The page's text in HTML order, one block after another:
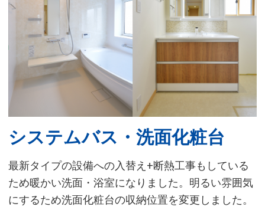
システムバス・洗面化粧台
最新タイプの設備への入替え+断熱工事もしている
ため暖かい洗面・浴室になりました。明るい雰囲気
にするため洗面化粧台の収納位置を変更しました。